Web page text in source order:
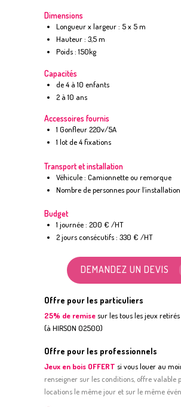
Dimensions
Longueur x largeur : 5 x 5 m
Hauteur : 3,5 m
Poids : 150kg
Capacités
de 4 à 10 enfants
2 à 10 ans
Accessoires fournis
1 Gonfleur 220v/5A
1 lot de 4 fixations
Transport et installation
Véhicule : Camionnette ou remorque
Nombre de personnes pour l’installation
Budget
1 journée : 200 € /HT
2 jours consécutifs : 330 € /HT
DEMANDEZ UN DEVIS
Offre pour les particuliers
25% de remise sur les tous les jeux
(à HIRSON 02500)
Offre pour les professionnels
Jeux en bois OFFERT si vous louer au
renseigner sur les conditions, offre valable
locations le même jour et sur le même